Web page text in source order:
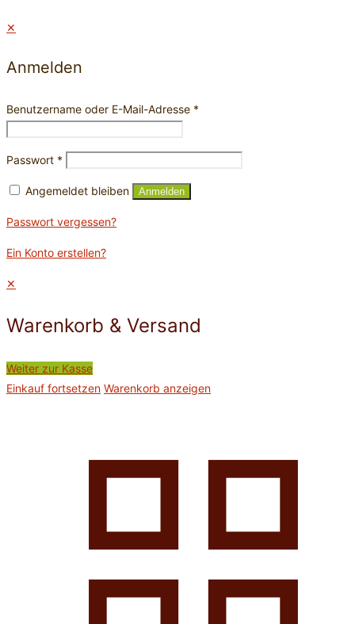
✕
Anmelden
Benutzername oder E-Mail-Adresse *
Passwort *
Angemeldet bleiben Anmelden
Passwort vergessen?
Ein Konto erstellen?
✕
Warenkorb & Versand
Weiter zur Kasse
Einkauf fortsetzen Warenkorb anzeigen